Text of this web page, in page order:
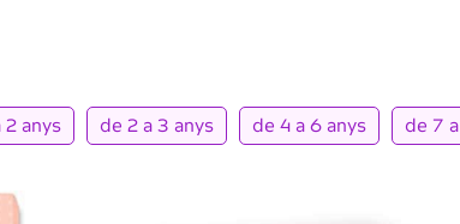
2 anys de 2 a 3 anys de 4 a 6 anys de 7